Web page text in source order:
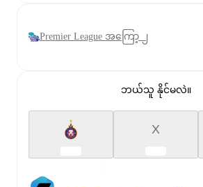
Premier League အကြော့ ၂
ဘယ်သူ နိုင်မလဲ။
X